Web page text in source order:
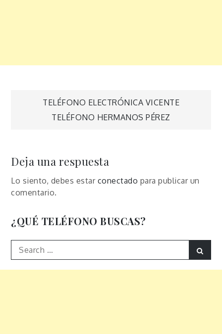
Navegación
entradas
TELÉFONO ELECTRÓNICA VICENTE
TELÉFONO HERMANOS PÉREZ
Deja una respuesta
Lo siento, debes estar conectado para publicar un
comentario.
¿QUÉ TELÉFONO BUSCAS?
Search
for: